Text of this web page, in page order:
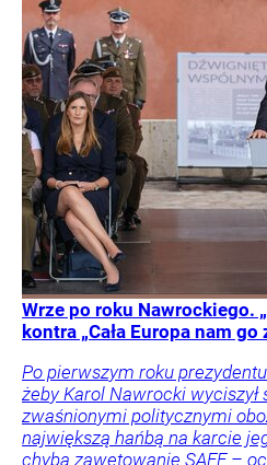
Wrze po roku Nawrockiego.
kontra „Cała Europa nam
Po pierwszym roku
żeby Karol Nawrocki
zwaśnionymi politycznymi
największą hańbą na karcie
chyba zawetowanie SAFE –